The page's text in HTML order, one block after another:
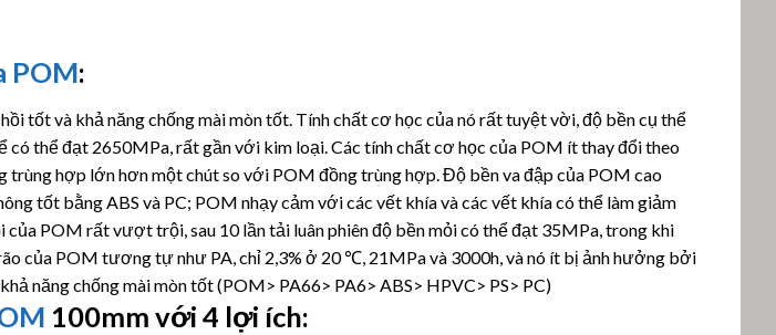
POM:
tốt và khả năng chống mài mòn tốt. Tính chất cơ học của nó rất tuyệt vời, độ bền cụ thể
có thể đạt 2650MPa, rất gần với kim loại.Các tính chất cơ học của POM ít thay đổi theo
trùng hợp lớn hơn một chút so với POM đồng trùng hợp. Độ bền va đập của POM cao
tốt bằng ABS và PC; POM nhạy cảm với các vết khía và các vết khía có thể làm giảm
POM rất vượt trội, sau 10 lần tải luân phiên độ bền mỏi có thể đạt 35MPa, trong khi
của POM tương tự như PA, chỉ 2,3% ở 20 ℃, 21MPa và 3000h, và nó ít bị ảnh hưởng bởi
năng chống mài mòn tốt (POM> PA66> PA6> ABS> HPVC> PS> PC)
100mm với 4 lợi ích: